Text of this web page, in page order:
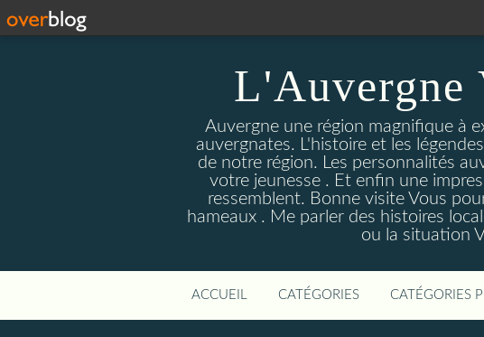
L'Auvergne
Auvergne une région magnifique à
auvergnates. L'histoire et les
de notre région. Les personnalités
votre jeunesse . Et enfin une
ressemblent. Bonne visite Vous
hameaux . Me parler des histoires
ou la situation
ACCUEIL CATÉGORIES CATÉGORIES